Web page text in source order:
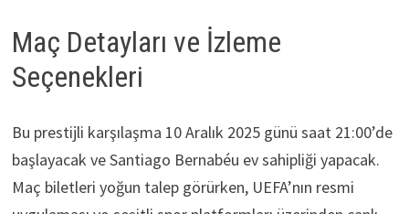
Maç Detayları ve İzleme
Seçenekleri
Bu prestijli karşılaşma 10 Aralık 2025 günü saat 21:00’de
başlayacak ve Santiago Bernabéu ev sahipliği yapacak.
Maç biletleri yoğun talep görürken, UEFA’nın resmi